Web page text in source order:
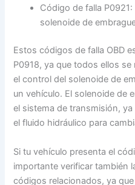
Código de falla
solenoide de
Estos códigos de falla OBD
P0918, ya que todos ellos
el control del solenoide de
un vehículo. El solenoide de
el sistema de transmisión,
el fluido hidráulico para
Si tu vehículo presenta el
importante verificar también
códigos relacionados, ya